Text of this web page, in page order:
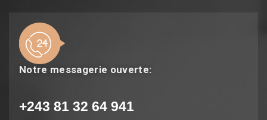
Notre messagerie ouverte:
+243 81 32 64 941